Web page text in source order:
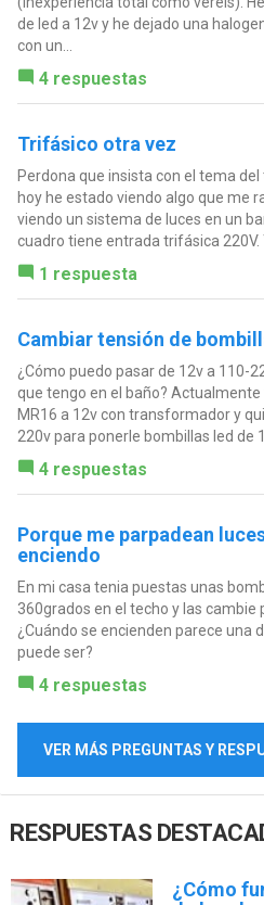
de led a 12v y he dejado una
con un...
4 respuestas
Trifásico otra vez
Perdona que insista con el tema
hoy he estado viendo algo que me
viendo un sistema de luces en un
cuadro tiene entrada trifásica 220V.
1 respuesta
Cambiar tensión de
¿Cómo puedo pasar de 12v a 110-
que tengo en el baño?
MR16 a 12v con transformador y
220v para ponerle bombillas led de
4 respuestas
Porque me parpadean
enciendo
En mi casa tenia puestas unas
360grados en el techo y las cambie
¿Cuándo se encienden parece una
puede ser?
4 respuestas
VER MÁS PREGUNTAS Y
RESPUESTAS
¿Cómo